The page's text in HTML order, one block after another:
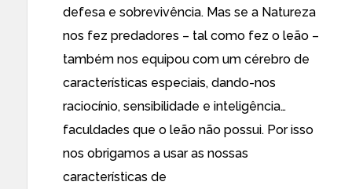
defesa e sobrevivência. Mas se a Natureza
nos fez predadores – tal como fez o leão –
também nos equipou com um cérebro de
características especiais, dando-nos
raciocínio, sensibilidade e inteligência…
faculdades que o leão não possui. Por isso
nos obrigamos a usar as nossas
características de